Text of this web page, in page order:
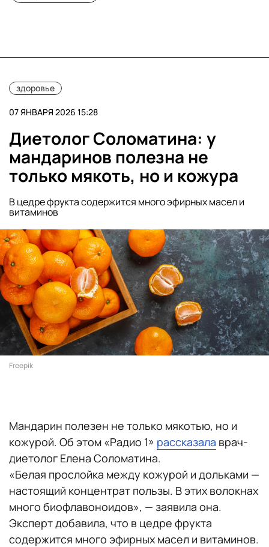
здоровье
07 ЯНВАРЯ 2026 15:28
Диетолог Соломатина: у
мандаринов полезна не
только мякоть, но и кожура
В цедре фрукта содержится много эфирных масел и
витаминов
Freepik
Мандарин полезен не только мякотью, но и
кожурой. Об этом «Радио 1» рассказала врач-
диетолог Елена Соломатина.
«Белая прослойка между кожурой и дольками —
настоящий концентрат пользы. В этих волокнах
много биофлавоноидов», — заявила она.
Эксперт добавила, что в цедре фрукта
содержится много эфирных масел и витаминов.